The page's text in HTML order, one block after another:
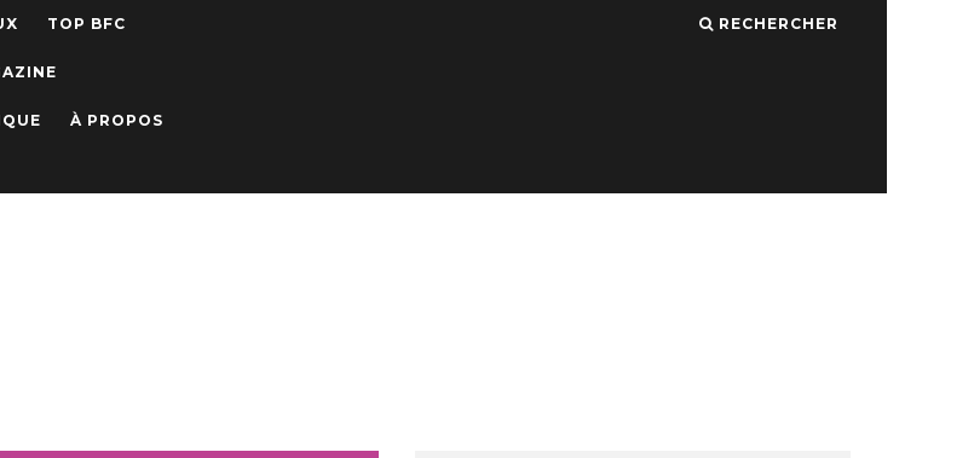
TOP BFC
À PROPOS
RECHERCHER